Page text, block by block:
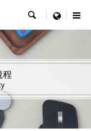
 menu
程